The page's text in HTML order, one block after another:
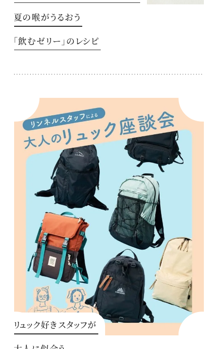
夏の喉がうるおう
「飲むゼリー」のレシピ
リュック好きスタッフが